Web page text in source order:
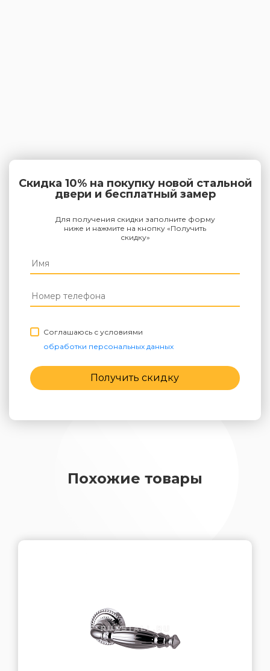
Скидка 10% на покупку новой стальной
двери и бесплатный замер
Для получения скидки заполните форму
ниже и нажмите на кнопку «Получить
скидку»
Соглашаюсь с условиями
обработки персональных данных
Получить скидку
Похожие товары